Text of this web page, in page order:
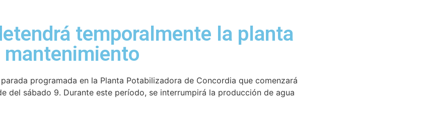
temporalmente la planta
programada en la Planta Potabilizadora de Concordia que comenzará
del sábado 9. Durante este período, se interrumpirá la producción de agua